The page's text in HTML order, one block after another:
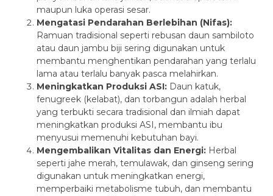
maupun luka operasi sesar.
Mengatasi Pendarahan Berlebihan (Nifas):
Ramuan tradisional seperti rebusan daun sambiloto
atau daun jambu biji sering digunakan untuk
membantu menghentikan pendarahan yang terlalu
lama atau terlalu banyak pasca melahirkan.
Meningkatkan Produksi ASI: Daun katuk,
fenugreek (kelabat), dan torbangun adalah herbal
yang terbukti secara tradisional dan ilmiah dapat
meningkatkan produksi ASI, membantu ibu
menyusui memenuhi kebutuhan bayi.
Mengembalikan Vitalitas dan Energi: Herbal
seperti jahe merah, temulawak, dan ginseng sering
digunakan untuk meningkatkan energi,
memperbaiki metabolisme tubuh, dan membantu